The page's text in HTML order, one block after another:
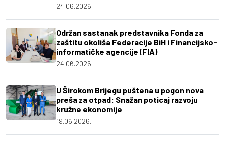
24.06.2026.
Održan sastanak predstavnika Fonda za
zaštitu okoliša Federacije BiH i Financijsko-
informatičke agencije (FIA)
24.06.2026.
U Širokom Brijegu puštena u pogon nova
preša za otpad: Snažan poticaj razvoju
kružne ekonomije
19.06.2026.